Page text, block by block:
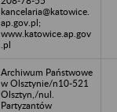
kancelaria@katowice.
ap.gov.pl;
www.katowice.ap.gov
.pl
Archiwum Państwowe
w Olsztynie/n10-521
Olsztyn,/nul.
Partyzantów